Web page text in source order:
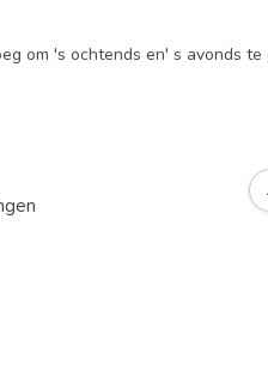
om 's ochtends en' s avonds te